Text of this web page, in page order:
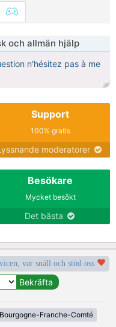
och allmän hjälp
n'hésitez pas à me
Support
100% gratis
moderatorer
Besökare
Mycket besökt
Det bästa
var snäll och stöd oss
Franche-Comté